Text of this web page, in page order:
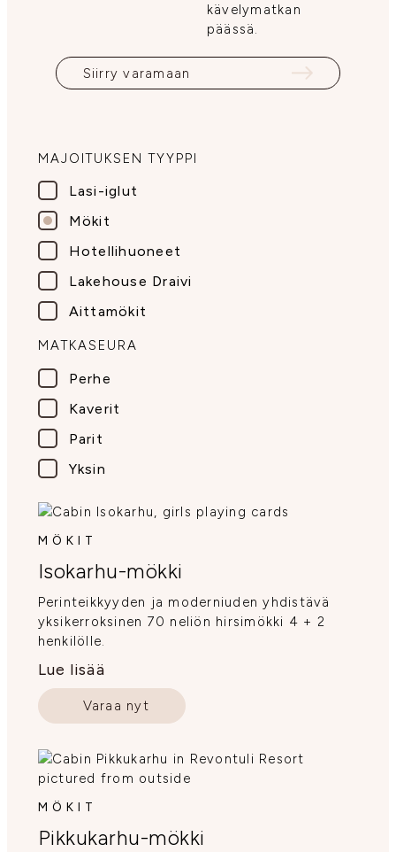
kävelymatkan
päässä.
Siirry varamaan
MAJOITUKSEN TYYPPI
Lasi-iglut
Mökit
Hotellihuoneet
Lakehouse Draivi
Aittamökit
MATKASEURA
Perhe
Kaverit
Parit
Yksin
MÖKIT
Isokarhu-mökki
Perinteikkyyden ja moderniuden yhdistävä
yksikerroksinen 70 neliön hirsimökki 4 + 2
henkilölle.
Lue lisää
Varaa nyt
MÖKIT
Pikkukarhu-mökki